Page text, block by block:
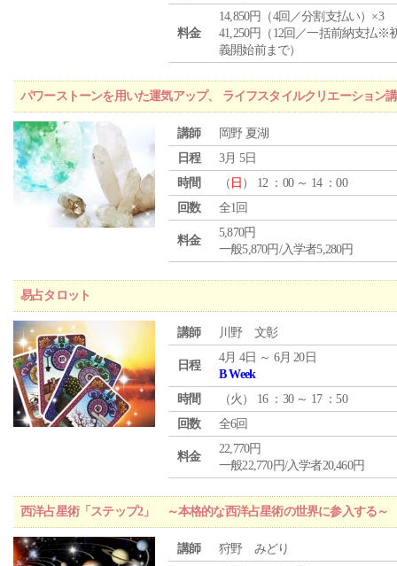
料金
14,850円（4回／分割支払い）×3
41,250円（12回／一括前納支払※
義開始前まで）
パワーストーンを用いた運気アップ、 ライフスタイルクリエーション
講師
岡野 夏湖
日程
3月 5日
時間
（ 日 ） 12 ：00 ～ 14 ：00
回数
全1回
料金
5,870円
一般5,870円/入学者5,280円
易占タロット
講師 川野 文彰
日程
4月 4日 ～ 6月 20日
B Week
時間
（火 ） 16 ：30 ～ 17 ：50
回数
全6回
料金
22,770円
一般22,770円/入学者20,460円
西洋占星術「ステップ2」 ～本格的な西洋占星術の世界に参入する～
講師 狩野 みどり